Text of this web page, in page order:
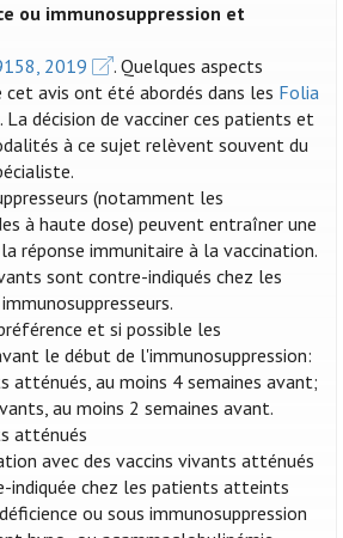
ou immunosuppression et
2019
. Quelques aspects
avis ont été abordés dans les Folia
. La décision de vacciner ces patients et
à ce sujet relèvent souvent du
(notamment les
à haute dose) peuvent entraîner une
réponse immunitaire à la vaccination.
sont contre-indiqués chez les
et si possible les
le début de l'immunosuppression:
atténués, au moins 4 semaines avant;
au moins 2 semaines avant.
atténués
avec des vaccins vivants atténués
indiquée chez les patients atteints
ou sous immunosuppression